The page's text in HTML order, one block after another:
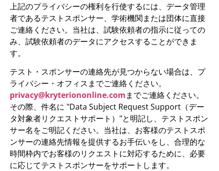
上記のプライバシーの権利を行使するには、データ管理
者であるテストスポンサー、学術機関または団体に直接
ご連絡ください。当社は、試験依頼者の指示に従っての
み、試験依頼者のデータにアクセスすることができま
す。
テスト・スポンサーの連絡先が見つからない場合は、プ
ライバシー・オフィスまでご連絡ください。
privacy@kryteriononline.comまでご連絡ください。
その際、件名に "Data Subject Request Support（デー
タ対象者リクエストサポート）"と明記し、テストスポン
サー名をご明記ください。当社は、お客様のテストスポ
ンサーの連絡先情報を提供するお手伝いをし、合理的な
時間枠内でお客様のリクエストに対応するために、必要
に応じてテストスポンサーをサポートします。